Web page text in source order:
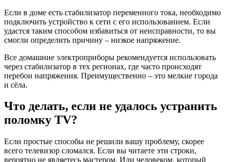
Если в доме есть стабилизатор переменного тока, необходимо
подключить устройство к сети с его использованием. Если
удастся таким способом избавиться от неисправности, то вы
смогли определить причину – низкое напряжение.
Все домашние электроприборы рекомендуется использовать
через стабилизатор в тех регионах, где часто происходят
перебои напряжения. Преимущественно – это мелкие города
и сёла.
Что делать, если не удалось устранить
поломку TV?
Если простые способы не решили вашу проблему, скорее
всего телевизор сломался. Если вы читаете эти строки,
вероятно не являетесь мастером. Или человеком, который